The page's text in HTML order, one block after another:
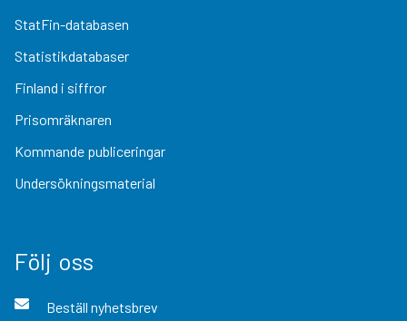
StatFin-databasen
Statistikdatabaser
Finland i siffror
Prisomräknaren
Kommande publiceringar
Undersökningsmaterial
Följ oss
Beställ nyhetsbrev